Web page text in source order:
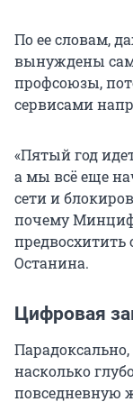
По ее словам,
вынуждены
профсоюзы,
сервисами
«Пятый год
а мы всё еще
сети и
почему
Останина.
Цифровая
насколько
повседневную